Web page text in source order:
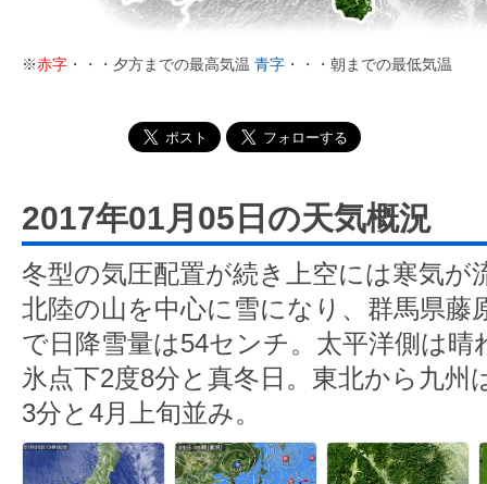
※赤字 ・・・夕方までの最高気温 青字 ・・・朝までの最低気温
2017年01月05日の天気概況
冬型の気圧配置が続き上空には寒気が
北陸の山を中心に雪になり、群馬県藤
で日降雪量は54センチ。太平洋側は晴
氷点下2度8分と真冬日。東北から九州
3分と4月上旬並み。